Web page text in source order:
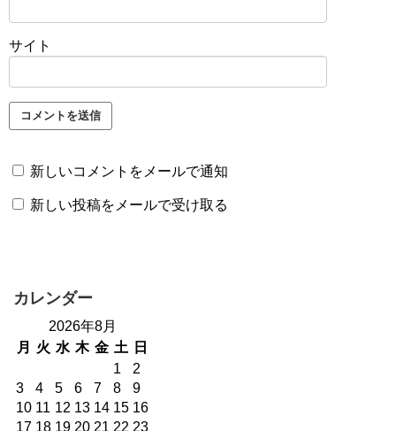
サイト
新しいコメントをメールで通知
新しい投稿をメールで受け取る
カレンダー
2026年8月
月
火 水 木 金 土 日
1
2
3
4 5 6 7 8
9
10 11 12 13 14 15 16
17 18 19 20 21 22 23